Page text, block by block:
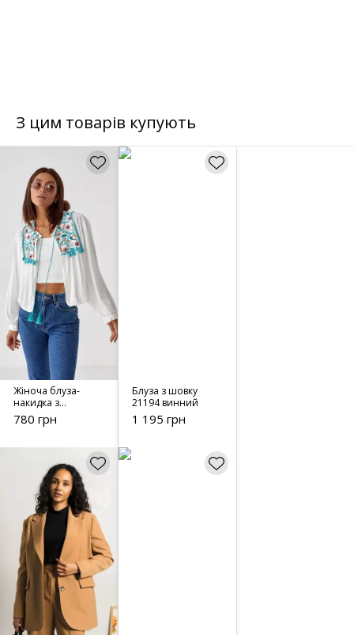
З цим товарів купують
Жіноча блуза-
накидка з
вишивкою - 5092
780 грн
Блуза з шовку
21194 винний
1 195 грн